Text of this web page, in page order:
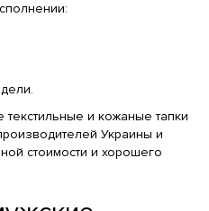
и кожаные тапки
Украины и
стоимости и хорошего